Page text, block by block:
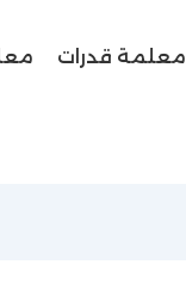
معلمة قدرات